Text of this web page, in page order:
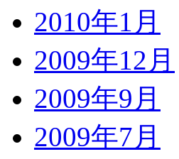
2010年1月
2009年12月
2009年9月
2009年7月